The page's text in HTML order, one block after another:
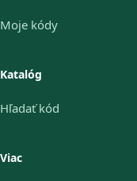
Moje kódy
Katalóg
Hľadať kód
Viac